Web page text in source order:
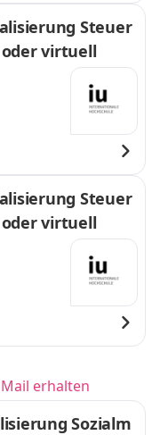
Steuer
oder virtuell
Steuer
oder virtuell
erhalten
Sozialm